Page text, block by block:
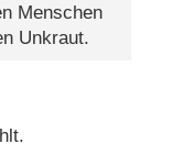
Menschen
Unkraut.